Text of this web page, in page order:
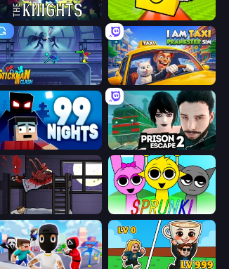
War the Knights Lucky Brainrot Blocks Online
Stickman Clash I Am Taxi Prankster Sim
99 Nights (Bloxd.io) Prison Escape 2
The Visitor Sprunki